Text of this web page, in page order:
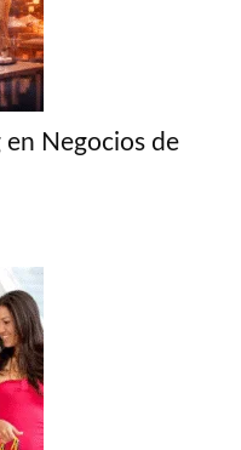
Negocios de